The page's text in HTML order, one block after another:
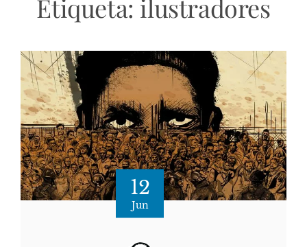
Etiqueta: ilustradores
12
Jun